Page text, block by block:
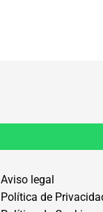
Aviso legal
Política de